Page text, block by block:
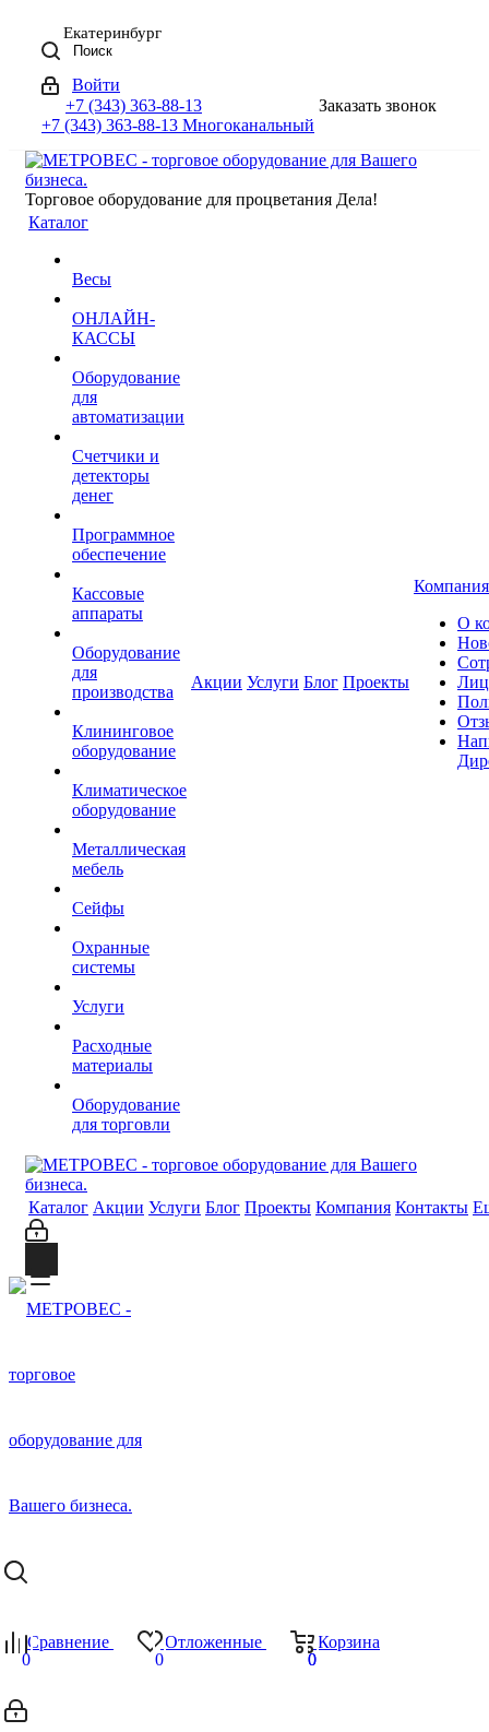
Екатеринбург
Поиск
Войти
+7 (343) 363-88-13
+7 (343) 363-88-13 Многоканальный
Заказать звонок
Торговое оборудование для процветания Дела!
Каталог
Весы
ОНЛАЙН-
КАССЫ
Оборудование
для
автоматизации
Счетчики и
детекторы
денег
Программное
обеспечение
Кассовые
аппараты
Оборудование
для
производства
Клининговое
оборудование
Климатическое
оборудование
Металлическая
мебель
Сейфы
Охранные
системы
Услуги
Расходные
материалы
Оборудование
для торговли
Акции Услуги Блог Проекты
Компания
О
Каталог Акции Услуги Блог Проекты Компания Контакты
Сравнение
0
Отложенные
0
Корзина
0
0